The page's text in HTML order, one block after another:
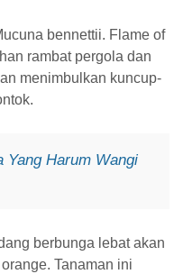
bennettii. Flame of
rambat pergola dan
menimbulkan kuncup-
Yang Harum Wangi
berbunga lebat akan
Tanaman ini